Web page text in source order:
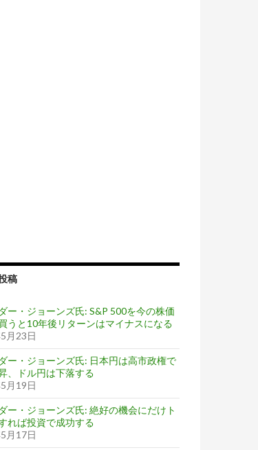
稿
ー・ジョーンズ氏: S&P 500を今の株価
うと10年後リターンはマイナスになる
月23日
ー・ジョーンズ氏: 日本円は高市政権で
、ドル円は下落する
月19日
ー・ジョーンズ氏: 絶好の機会にだけト
れば投資で成功する
月17日